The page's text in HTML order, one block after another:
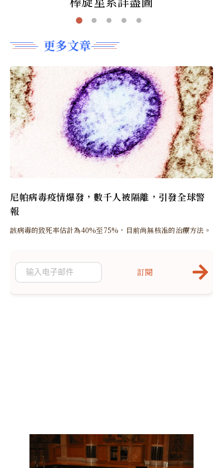
更多文章
尼帕病毒疫情爆發，數千人被隔離，引發全球警
報
該病毒的致死率估計為40%至75%，目前尚無核准的治療方法。
訂閱